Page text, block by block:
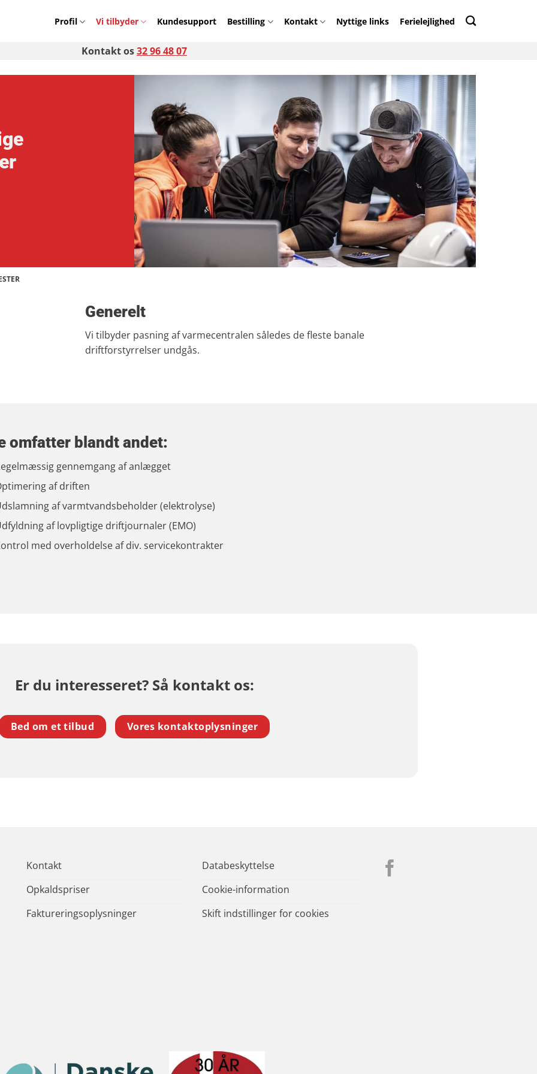
Profil Vi tilbyder Kundesupport​ Bestilling Kontakt Nyttige links​ Ferielejlighed
Kontakt os32 96 48 07
Generelt
Vi tilbyder pasning af varmecentralen således de fleste banale
driftforstyrrelser undgås.
omfatter blandt andet:
gennemgang af anlægget
af driften
af varmtvandsbeholder (elektrolyse)
af lovpligtige driftjournaler (EMO)
med overholdelse af div. servicekontrakter
Er du interesseret? Så kontakt os:
Bed om et tilbud Vores kontaktoplysninger
Kontakt
Opkaldspriser
Faktureringsoplysninger
Databeskyttelse
Cookie-information
Skift indstillinger for cookies